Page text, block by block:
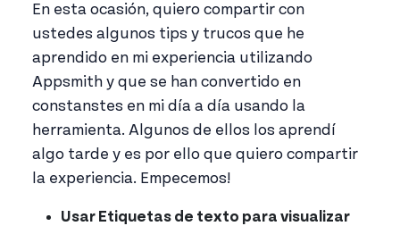
En esta ocasión, quiero compartir con
ustedes algunos tips y trucos que he
aprendido en mi experiencia utilizando
Appsmith y que se han convertido en
constanstes en mi día a día usando la
herramienta. Algunos de ellos los aprendí
algo tarde y es por ello que quiero compartir
la experiencia. Empecemos!
Usar Etiquetas de texto para visualizar